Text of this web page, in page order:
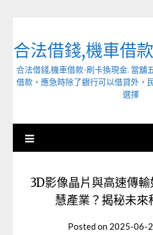
合法借錢,機車借
合法借錢,機車借款-刷卡換現金. 當舖
借款，應急時除了銀行可以借貸外，
選擇
3D影像晶片與高速傳
慧產業？揭秘未來
Posted on 2025-06-